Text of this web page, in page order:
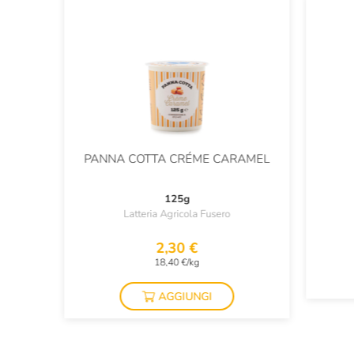
PANNA COTTA CRÉME CARAMEL
125g
Latteria Agricola Fusero
2,30 €
18,40 €/kg
AGGIUNGI